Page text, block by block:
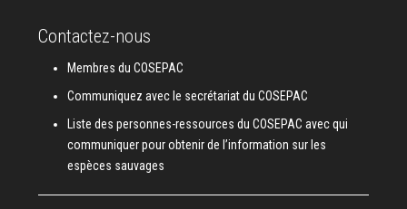
Contactez-nous
Membres du COSEPAC
Communiquez avec le secrétariat du COSEPAC
Liste des personnes-ressources du COSEPAC avec qui
communiquer pour obtenir de l’information sur les
espèces sauvages